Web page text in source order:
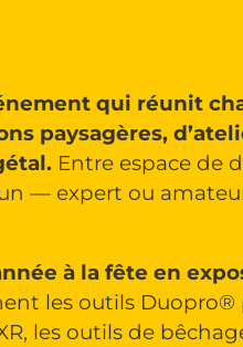
qui réunit
paysagères,
Entre espace de
— expert ou
à la fête en
les outils Duopro®
les outils de